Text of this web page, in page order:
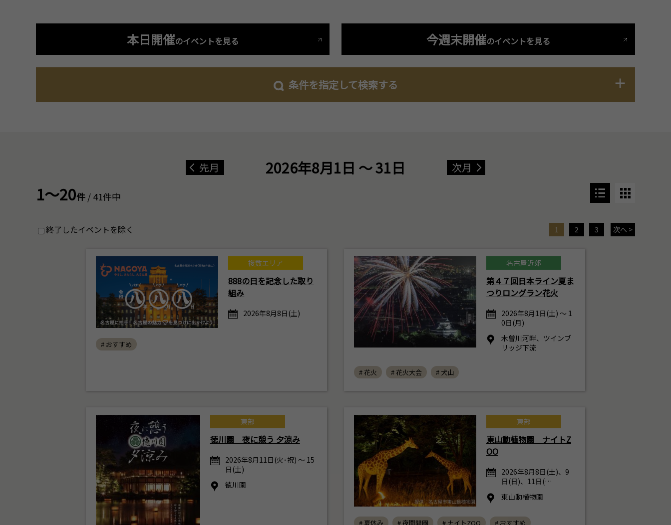
本日開催のイベントを見る 今週末開催のイベントを見る
2026年 7月
火 木 金 木 金
土
2026年9
日
条件を指定して検索する
先月 2026年8月1日 ～ 31日 次月
1～20件/ 41件中
終了したイベントを除く 1 2 3 次へ >
複数エリア
888の日を記念した取り
組み
2026年8月8日(土)
# おすすめ
名古屋近郊
第４７回日本ライン夏ま
つりロングラン花火
2026年8月1日(土) ～ 1
0日(月)
木曽川河畔、ツインブ
リッジ下流
# 花火 # 花火大会 # 犬山
東部
徳川園 夜に憩う 夕涼み
2026年8月11日(火･祝) ～ 15
日(土)
徳川園
東部
東山動植物園 ナイトZ
OO
2026年8月8日(土)、9
日(日)、11日(…
東山動植物園
# 夏休み # 夜間開園 # ナイトZOO # おすすめ